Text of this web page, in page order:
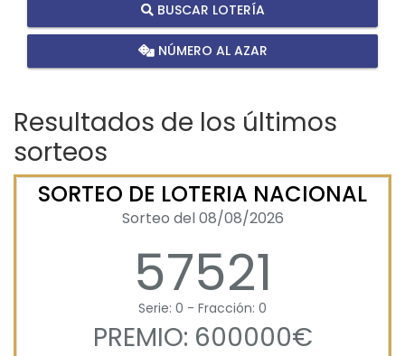
BUSCAR LOTERÍA
NÚMERO AL AZAR
Resultados de los últimos
sorteos
SORTEO DE LOTERIA NACIONAL
Sorteo del 08/08/2026
57521
Serie: 0 - Fracción: 0
PREMIO: 600000€